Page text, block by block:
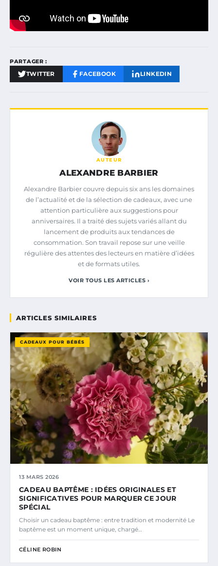
PARTAGER :
TWITTER FACEBOOK LINKEDIN
AUTEUR
ALEXANDRE BARBIER
Alexandre Barbier couvre depuis six ans les domaines
de l’actualité et de la sélection de cadeaux, avec une
attention particulière aux suggestions pour
anniversaires. Il a traité des sujets variés allant du
lancement de produits aux tendances de
consommation. Son travail repose sur une veille
régulière des attentes des lecteurs en matière d’idées
et de formats utiles.
VOIR TOUS LES ARTICLES ›
ARTICLES SIMILAIRES
CADEAUX POUR BÉBÉS
13 MARS 2026
CADEAU BAPTÊME : IDÉES ORIGINALES ET
SIGNIFICATIVES POUR MARQUER CE JOUR
SPÉCIAL
Choisir un cadeau baptême : entre tradition et modernité Le
baptême est un moment unique, chargé…
CÉLINE ROBIN